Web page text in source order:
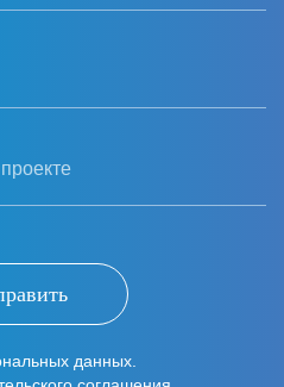
данных.